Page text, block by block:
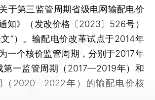
于第三监管周期省级电网输配电价
知》（发改价格〔2023〕526号）
文”）。输配电价改革试点于2014年
一个核价监管周期，分别于2017年
第一监管周期（2017—2019年）和
（2020—2022年）的输配电价核